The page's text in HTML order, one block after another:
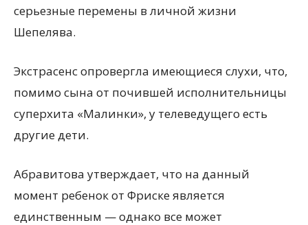
серьезные перемены в личной жизни
Шепелява.
Экстрасенс опровергла имеющиеся слухи, что,
помимо сына от почившей исполнительницы
суперхита «Малинки», у телеведущего есть
другие дети.
Абравитова утверждает, что на данный
момент ребенок от Фриске является
единственным — однако все может